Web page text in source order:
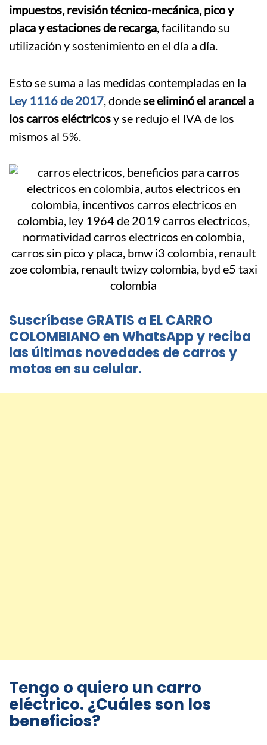
impuestos, revisión técnico-mecánica, pico y
placa y estaciones de recarga, facilitando su
utilización y sostenimiento en el día a día.
Esto se suma a las medidas contempladas en la
Ley 1116 de 2017, dondese eliminó el arancel a
los carros eléctricosy se redujo el IVA de los
mismos al 5%.
Suscríbase GRATIS a EL CARRO
COLOMBIANO en WhatsApp y reciba
las últimas novedades de carros y
motos en su celular.
Tengo o quiero un carro
eléctrico. ¿Cuáles son los
beneficios?